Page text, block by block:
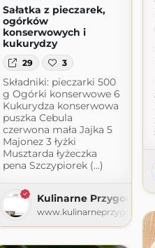
Sałatka z pieczarek,
ogórków
konserwowych i
kukurydzy
29 3
Składniki: pieczarki 500
g Ogórki konserwowe 6
Kukurydza konserwowa
puszka Cebula
czerwona mała Jajka 5
Majonez 3 łyżki
Musztarda łyżeczka
pena Szczypiorek (...)
Kulinarne Przygody